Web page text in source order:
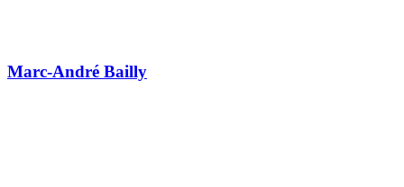
Marc-André Bailly